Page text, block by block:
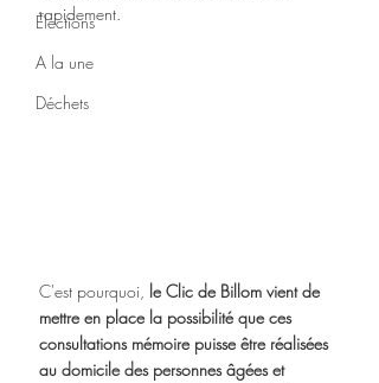
Élections
A la une
Déchets
rapidement.
C'est pourquoi, le Clic de Billom vient de
mettre en place la possibilité que ces
consultations mémoire puisse être réalisées
au domicile des personnes âgées et